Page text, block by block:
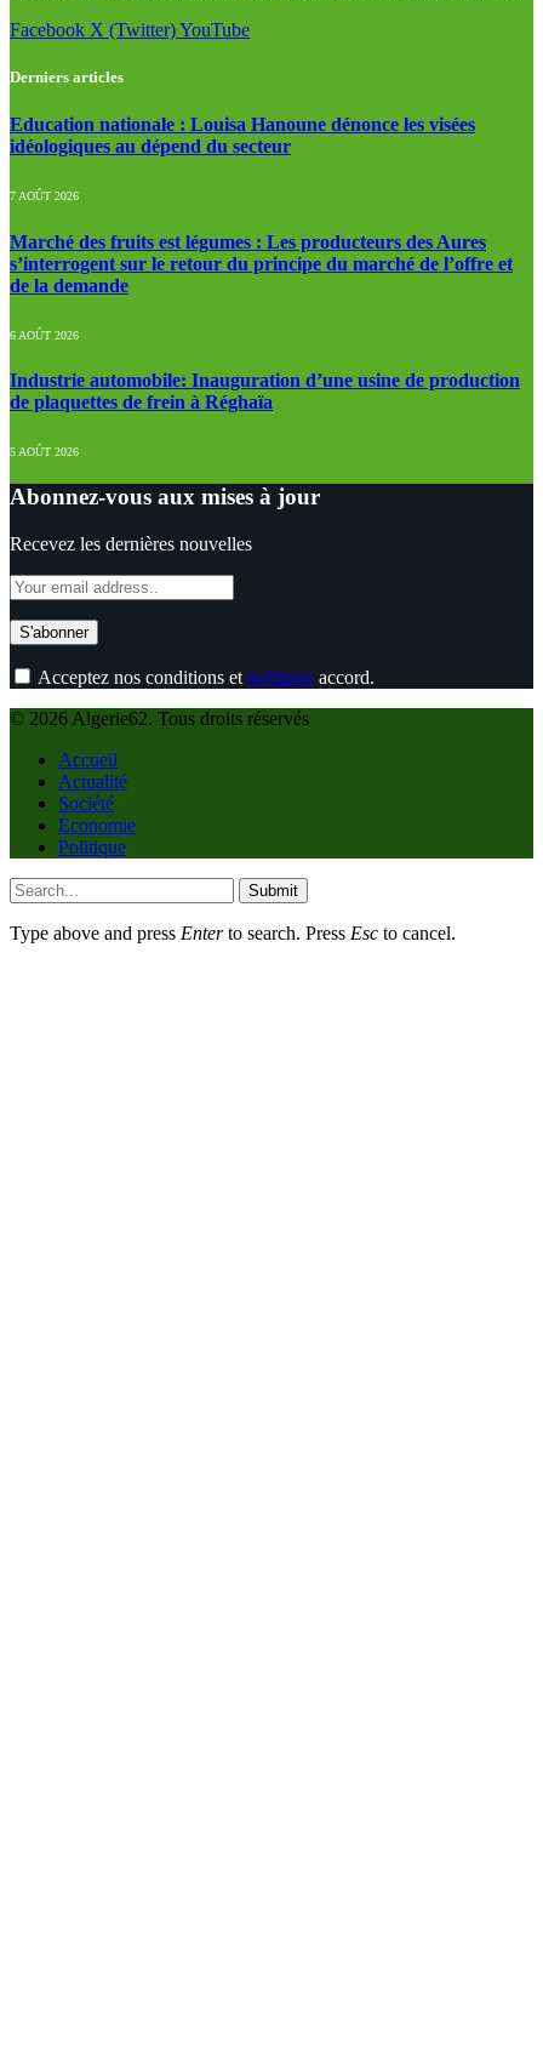
Facebook X (Twitter)YouTube
Derniers articles
Education nationale : Louisa Hanoune dénonce les visées
idéologiques au dépend du secteur
7 AOÛT 2026
Marché des fruits est légumes : Les producteurs des Aures
s’interrogent sur le retour du principe du marché de l’offre et
de la demande
6 AOÛT 2026
Industrie automobile: Inauguration d’une usine de production
de plaquettes de frein à Réghaïa
5 AOÛT 2026
Abonnez-vous aux mises à jour
Recevez les dernières nouvelles
Acceptez nos conditions et politique accord.
© 2026 Algerie62. Tous droits réservés
Accueil
Actualité
Société
Economie
Politique
Submit
Type above and press Enterto search. Press Esc to cancel.